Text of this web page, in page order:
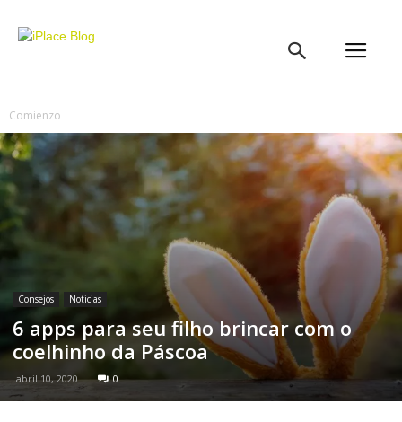
Comienzo
Consejos Noticias
6 apps para seu filho brincar com o
coelhinho da Páscoa
abril 10, 2020 0